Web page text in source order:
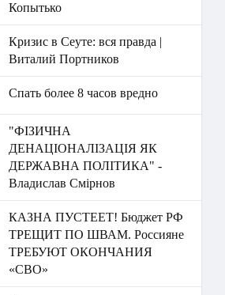
Копытько
Кризис в Сеуте: вся правда |
Виталий Портников
Спать более 8 часов вредно
"ФІЗИЧНА
ДЕНАЦІОНАЛІЗАЦІЯ ЯК
ДЕРЖАВНА ПОЛІТИКА" -
Владислав Смірнов
КАЗНА ПУСТЕЕТ! Бюджет РФ
ТРЕЩИТ ПО ШВАМ. Россияне
ТРЕБУЮТ ОКОНЧАНИЯ
«СВО»